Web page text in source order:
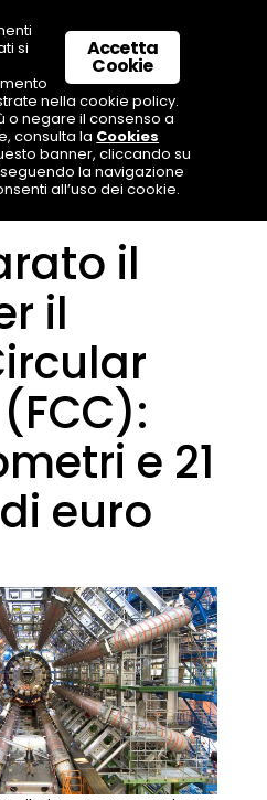
il
il
e 21
euro
Accetta
Cookie
si
nella cookie policy.
o negare il consenso a
consulta la Cookies
banner, cliccando su
la navigazione
all’uso dei cookie.